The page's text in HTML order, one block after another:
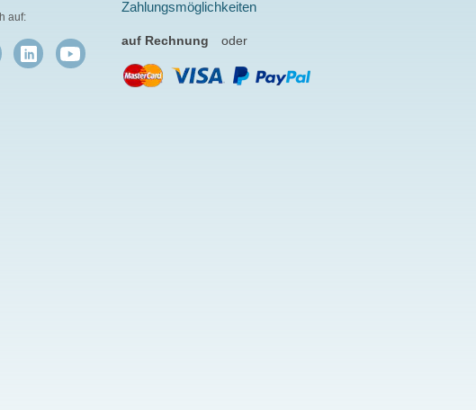
auf:
Zahlungsmöglichkeiten
auf Rechnung oder